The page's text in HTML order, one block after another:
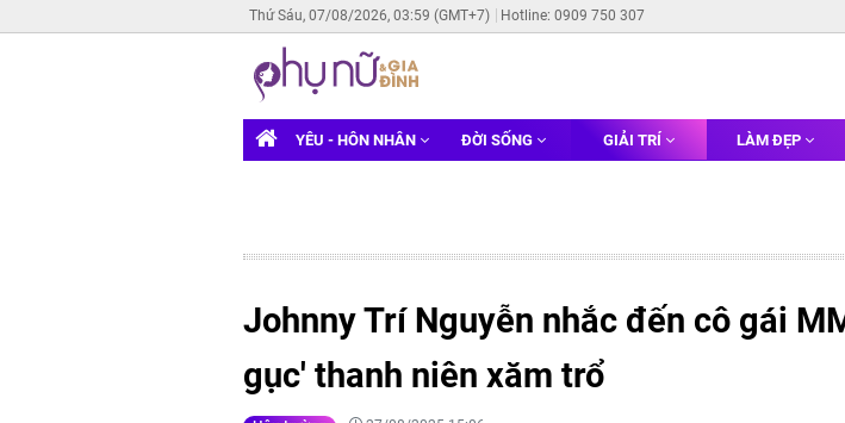
Thứ Sáu, 07/08/2026, 03:59 (GMT+7) Hotline: 0909 750 307
YÊU - HÔN NHÂN ĐỜI SỐNG GIẢI TRÍ LÀM ĐẸP
Johnny Trí Nguyễn nhắc đến cô gái
gục' thanh niên xăm trổ